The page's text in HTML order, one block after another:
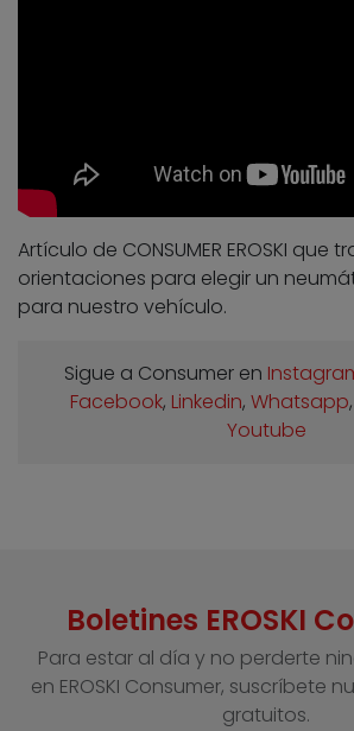
Artículo de CONSUMER EROSKI que
orientaciones para elegir un
para nuestro vehículo.
Sigue a Consumer en
Facebook, Linkedin, Whatsapp,
Youtube
Boletines EROSKI
Para estar al día y no perderte
en EROSKI Consumer, suscríbete
gratuitos.